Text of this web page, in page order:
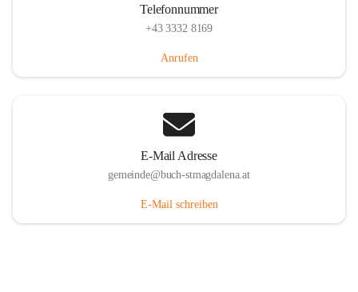
Telefonnummer
+43 3332 8169
Anrufen
E-Mail Adresse
gemeinde@buch-stmagdalena.at
E-Mail schreiben